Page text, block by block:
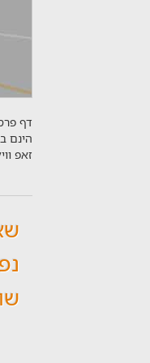
דף
הינם
זאפ